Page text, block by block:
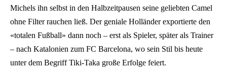
Michels ihn selbst in den Halbzeitpausen seine geliebten Camel
ohne Filter rauchen ließ. Der geniale Holländer exportierte den
«totalen Fußball» dann noch – erst als Spieler, später als Trainer
– nach Katalonien zum FC Barcelona, wo sein Stil bis heute
unter dem Begriff Tiki-Taka große Erfolge feiert.